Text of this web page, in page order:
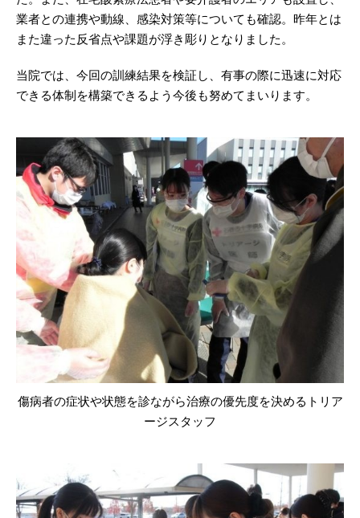
業者との連携や動線、感染対策等についても確認。昨年とは
また違った反省点や課題が浮き彫りとなりました。
当院では、今回の訓練結果を検証し、有事の際に迅速に対応
できる体制を構築できるよう今後も努めてまいります。
傷病者の症状や状態を診ながら治療の優先度を決めるトリア
ージスタッフ